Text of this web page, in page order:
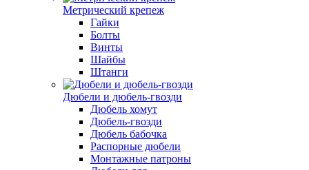
Метрический крепеж
Гайки
Болты
Винты
Шайбы
Штанги
Дюбели и дюбель-гвозди
Дюбель хомут
Дюбель-гвозди
Дюбель бабочка
Распорные дюбели
Монтажные патроны